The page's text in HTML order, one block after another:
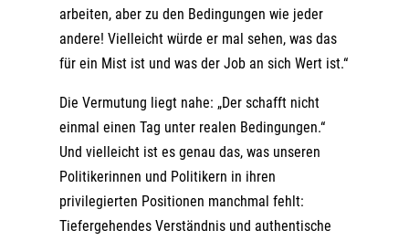
arbeiten, aber zu den Bedingungen wie jeder
andere! Vielleicht würde er mal sehen, was das
für ein Mist ist und was der Job an sich Wert ist.“
Die Vermutung liegt nahe: „Der schafft nicht
einmal einen Tag unter realen Bedingungen.“
Und vielleicht ist es genau das, was unseren
Politikerinnen und Politikern in ihren
privilegierten Positionen manchmal fehlt:
Tiefergehendes Verständnis und authentische